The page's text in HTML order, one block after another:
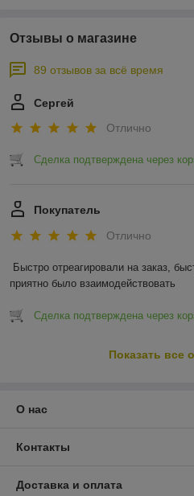
Отзывы о магазине
89 отзывов за всё время
Сергей
Отлично
Сделка подтверждена через
Покупатель
Отлично
Быстро отреагировали на заказ,
приятно было взаимодействовать
Сделка подтверждена через
Показать все
О нас
Контакты
Доставка и оплата